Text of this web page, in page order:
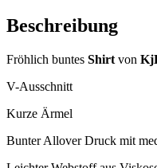
Beschreibung
Fröhlich buntes Shirt von
V-Ausschnitt
Kurze Ärmel
Bunter Allover Druck mit